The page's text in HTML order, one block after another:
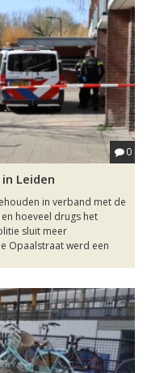
0
Leiden
in verband met de
hoeveel drugs het
sluit meer
Opaalstraat werd een